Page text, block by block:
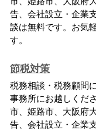
告、会社設立・企業
談は無料です。お気
す。
節税対策
税務相談・税務顧問
事務所にお越しくだ
市、姫路市、大阪府
告、会社設立・企業